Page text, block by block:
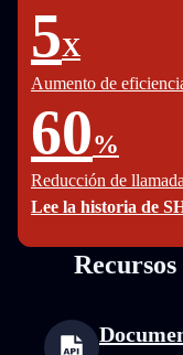
5X
Aumento de
60%
Reducción de
Lee la historia de